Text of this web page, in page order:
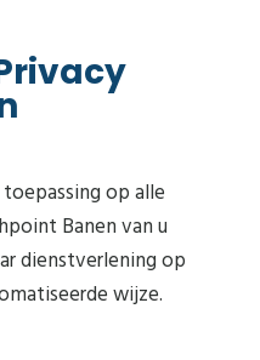
op alle
Banen van u
dienstverlening op
wijze.